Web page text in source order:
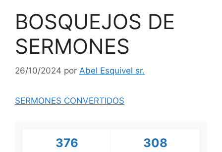
BOSQUEJOS DE
SERMONES
26/10/2024 por Abel Esquivel sr.
SERMONES CONVERTIDOS
376 308